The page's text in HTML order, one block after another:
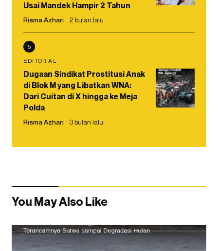
Usai Mandek Hampir 2 Tahun
Risma Azhari 2 bulan lalu
5
EDITORIAL
Dugaan Sindikat Prostitusi Anak
di Blok M yang Libatkan WNA:
Dari Cuitan di X hingga ke Meja
Polda
Risma Azhari 3 bulan lalu
You May Also Like